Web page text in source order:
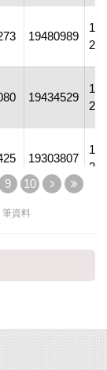
19480989
19434529
19303807
15587967
24434264
19303815
9 10
筆資料